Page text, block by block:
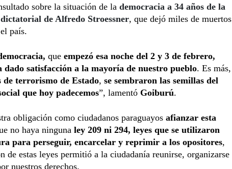
sobre la situación de la democracia a 34 años de la
de Alfredo Stroessner, que dejó miles de muertos
país.
que empezó esa noche del 2 y 3 de febrero,
dado satisfacción a la mayoría de nuestro pueblo. Es más,
de terrorismo de Estado, se sembraron las semillas del
que hoy padecemos”, lamentó Goiburú.
obligación como ciudadanos paraguayos afianzar esta
no haya ninguna ley 209 ni 294, leyes que se utilizaron
para perseguir, encarcelar y reprimir a los opositores,
de estas leyes permitió a la ciudadanía reunirse, organizarse
nuestros derechos.